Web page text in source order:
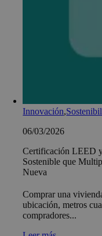
Innovación,
06/03/2026
Certificación LEED
Sostenible que
Nueva
Comprar una
ubicación, metros
compradores...